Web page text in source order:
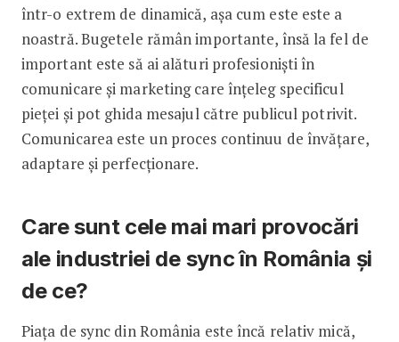
într-o extrem de dinamică, așa cum este este a
noastră. Bugetele rămân importante, însă la fel de
important este să ai alături profesioniști în
comunicare și marketing care înțeleg specificul
pieței și pot ghida mesajul către publicul potrivit.
Comunicarea este un proces continuu de învățare,
adaptare și perfecționare.
Care sunt cele mai mari provocări
ale industriei de sync în România și
de ce?
Piața de sync din România este încă relativ mică,